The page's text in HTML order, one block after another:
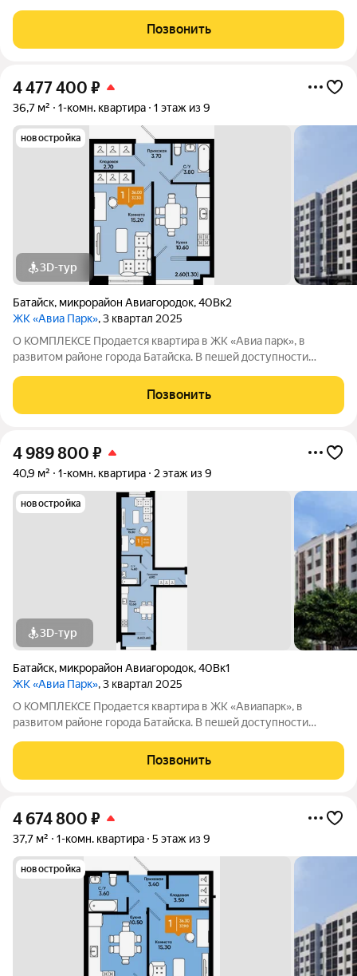
комплекс расположен неподалёку от водоёма, и имеет
благоустроенную набережную. Дорога от комплекса до
Позвонить
4 477 400 ₽
36,7 м² 1-комн. квартира 1 этаж из 9
новостройка
3D-тур
Батайск, микрорайон Авиагородок,40Вк2
ЖК «Авиа Парк», 3 квартал 2025
О КОМПЛЕКСЕ Продается квартира в ЖК «Авиа парк», в
развитом районе города Батайска. В пешей доступности
продуктовый рынок, остановка общественного транспорта.
Этажность домов: 9 этажей Срок сдачи
Позвонить
4 989 800 ₽
40,9 м² 1-комн. квартира 2 этаж из 9
новостройка
3D-тур
Батайск, микрорайон Авиагородок,40Вк1
ЖК «Авиа Парк», 3 квартал 2025
О КОМПЛЕКСЕ Продается квартира в ЖК «Авиапарк», в
развитом районе города Батайска. В пешей доступности
продуктовый рынок, остановка общественного транспорта.
Этажность домов: 9 этажей Срок сдачи
Позвонить
4 674 800 ₽
37,7 м² 1-комн. квартира 5 этаж из 9
новостройка